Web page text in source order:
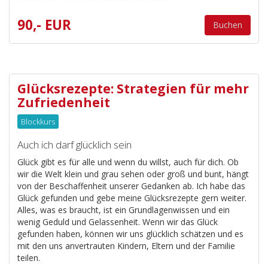
90,- EUR Buchen
Glücksrezepte: Strategien für mehr
Zufriedenheit
Blockkurs
Auch ich darf glücklich sein
Glück gibt es für alle und wenn du willst, auch für dich. Ob
wir die Welt klein und grau sehen oder groß und bunt, hängt
von der Beschaffenheit unserer Gedanken ab. Ich habe das
Glück gefunden und gebe meine Glücksrezepte gern weiter.
Alles, was es braucht, ist ein Grundlagenwissen und ein
wenig Geduld und Gelassenheit. Wenn wir das Glück
gefunden haben, können wir uns glücklich schätzen und es
mit den uns anvertrauten Kindern, Eltern und der Familie
teilen.